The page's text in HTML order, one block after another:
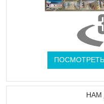
НАМ